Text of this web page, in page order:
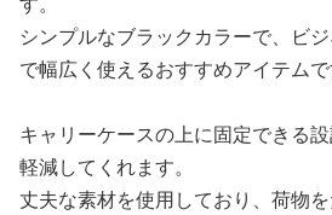
シンプルなブラックカラーで、ビ
で幅広く使えるおすすめアイテムで
キャリーケースの上に固定できる
軽減してくれます。
丈夫な素材を使用しており、荷物